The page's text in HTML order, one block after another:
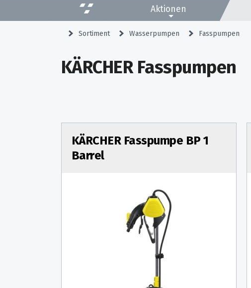
Aktionen
Sortiment Wasserpumpen Fasspumpen
KÄRCHER Fasspumpen
KÄRCHER Fasspumpe BP 1
Barrel